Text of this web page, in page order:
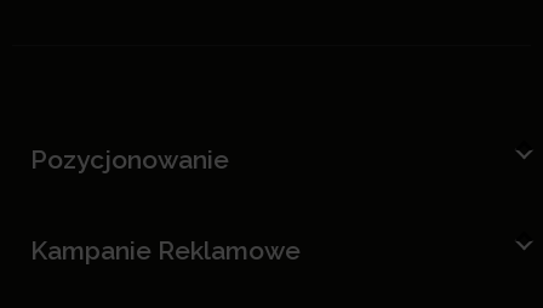
Pozycjonowanie
Kampanie Reklamowe